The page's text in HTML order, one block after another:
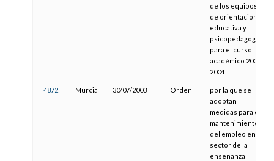
de los equipos
de orientación
educativa y
psicopedagógica
para el curso
académico 2003/
2004
4872 Murcia 30/07/2003 Orden
por la que se
adoptan
medidas para el
mantenimiento
del empleo en el
sector de la
enseñanza